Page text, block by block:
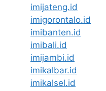
imijateng.id
imigorontalo.id
imibanten.id
imibali.id
imijambi.id
imikalbar.id
imikalsel.id